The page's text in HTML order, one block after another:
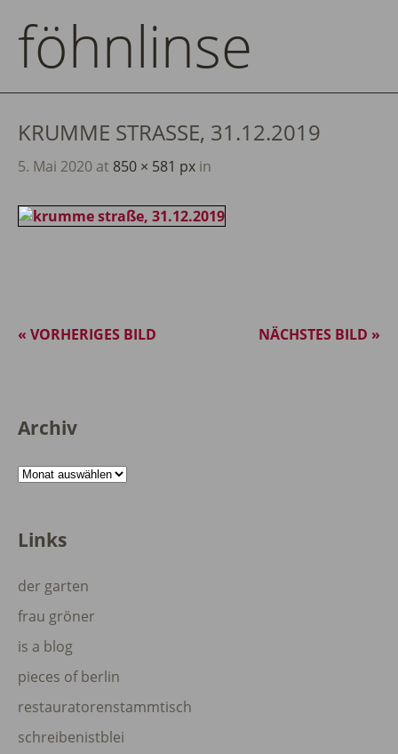
föhnlinse
KRUMME STRASSE, 31.12.2019
5. Mai 2020 at 850 × 581 px in
« VORHERIGES BILD NÄCHSTES BILD »
Archiv
Archiv
Links
der garten
frau gröner
is a blog
pieces of berlin
restauratorenstammtisch
schreibenistblei